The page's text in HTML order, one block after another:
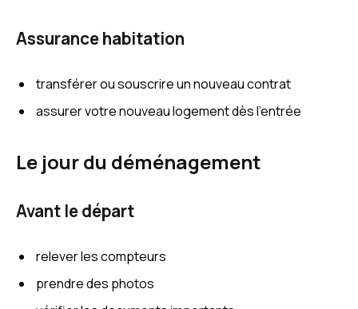
Assurance habitation
transférer ou souscrire un nouveau contrat
assurer votre nouveau logement dès l’entrée
Le jour du déménagement
Avant le départ
relever les compteurs
prendre des photos